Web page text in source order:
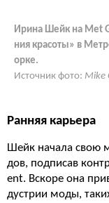
Ирина Шейк на Met
ния красоты» в
орке.
Источник фото: Mike
Ранняя карьера
Шейк начала свою
дов, подписав
ent. Вскоре она
дустрии моды,